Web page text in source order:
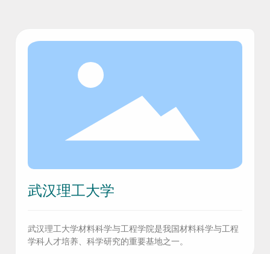
武汉理工大学
武汉理工大学材料科学与工程学院是我国材料科学与工程
学科人才培养、科学研究的重要基地之一。